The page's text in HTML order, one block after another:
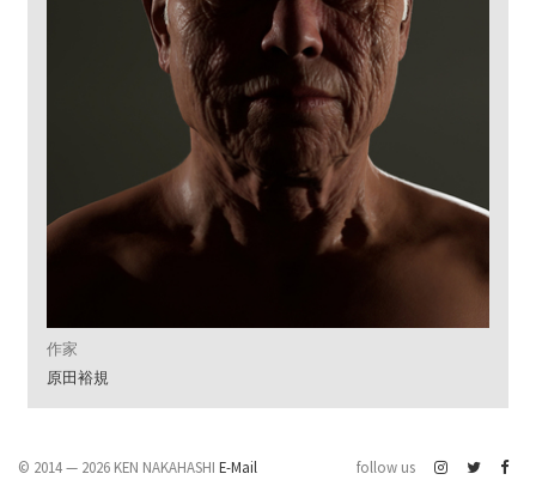
作家
原田裕規
© 2014 — 2026 KEN NAKAHASHI E-Mail follow us